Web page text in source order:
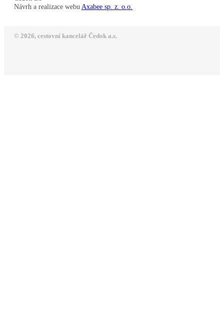
Návrh a realizace webu Axabee sp. z. o.o.
© 2026, cestovní kancelář Čedok a.s.